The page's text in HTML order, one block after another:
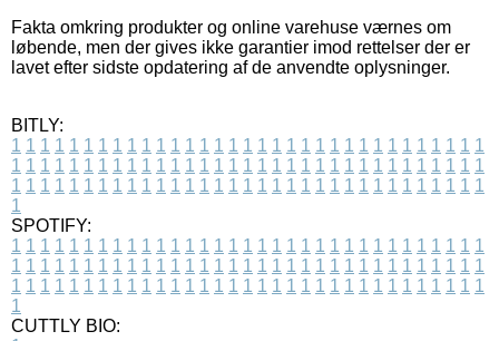
Fakta omkring produkter og online varehuse værnes om
løbende, men der gives ikke garantier imod rettelser der er
lavet efter sidste opdatering af de anvendte oplysninger.
BITLY:
1 1 1 1 1 1 1 1 1 1 1 1 1 1 1 1 1 1 1 1 1 1 1 1 1 1 1 1 1 1 1 1 1
1 1 1 1 1 1 1 1 1 1 1 1 1 1 1 1 1 1 1 1 1 1 1 1 1 1 1 1 1 1 1 1 1
1 1 1 1 1 1 1 1 1 1 1 1 1 1 1 1 1 1 1 1 1 1 1 1 1 1 1 1 1 1 1 1 1
1
SPOTIFY:
1 1 1 1 1 1 1 1 1 1 1 1 1 1 1 1 1 1 1 1 1 1 1 1 1 1 1 1 1 1 1 1 1
1 1 1 1 1 1 1 1 1 1 1 1 1 1 1 1 1 1 1 1 1 1 1 1 1 1 1 1 1 1 1 1 1
1 1 1 1 1 1 1 1 1 1 1 1 1 1 1 1 1 1 1 1 1 1 1 1 1 1 1 1 1 1 1 1 1
1
CUTTLY BIO: